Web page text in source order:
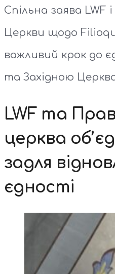
Спільна заява LWF
Церкви щодо
важливий крок до
та Західною
LWF та
церква
задля
єдності